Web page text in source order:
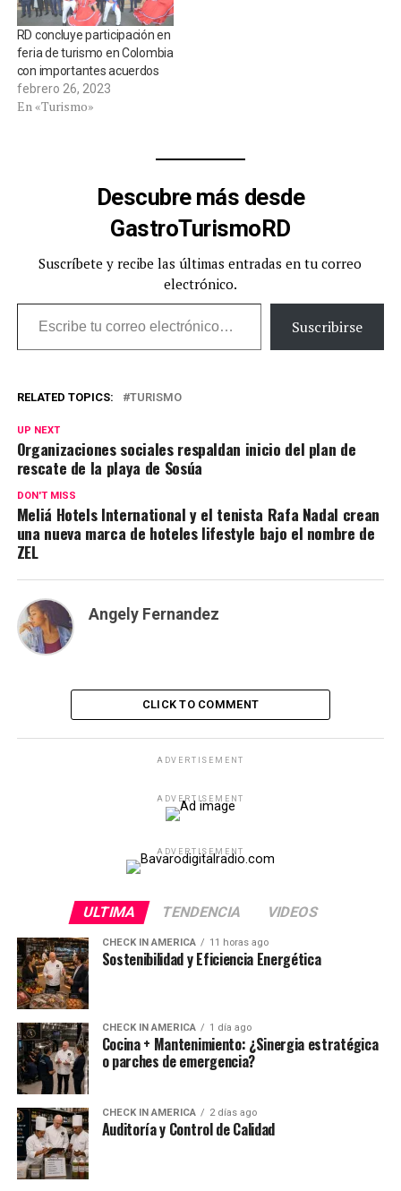
RD concluye participación en
feria de turismo en Colombia
con importantes acuerdos
febrero 26, 2023
En «Turismo»
Descubre más desde
GastroTurismoRD
Suscríbete y recibe las últimas entradas en tu correo
electrónico.
Escribe tu correo electrónico…
Suscribirse
RELATED TOPICS: TURISMO
UP NEXT
Organizaciones sociales respaldan inicio del plan de
rescate de la playa de Sosúa
DON'T MISS
Meliá Hotels International y el tenista Rafa Nadal crean
una nueva marca de hoteles lifestyle bajo el nombre de
ZEL
Angely Fernandez
CLICK TO COMMENT
ADVERTISEMENT
ADVERTISEMENT
ADVERTISEMENT
ULTIMA TENDENCIA VIDEOS
CHECK IN AMERICA 11 horas ago
Sostenibilidad y Eficiencia Energética
CHECK IN AMERICA 1 día ago
Cocina + Mantenimiento: ¿Sinergia estratégica
o parches de emergencia?
CHECK IN AMERICA 2 días ago
Auditoría y Control de Calidad